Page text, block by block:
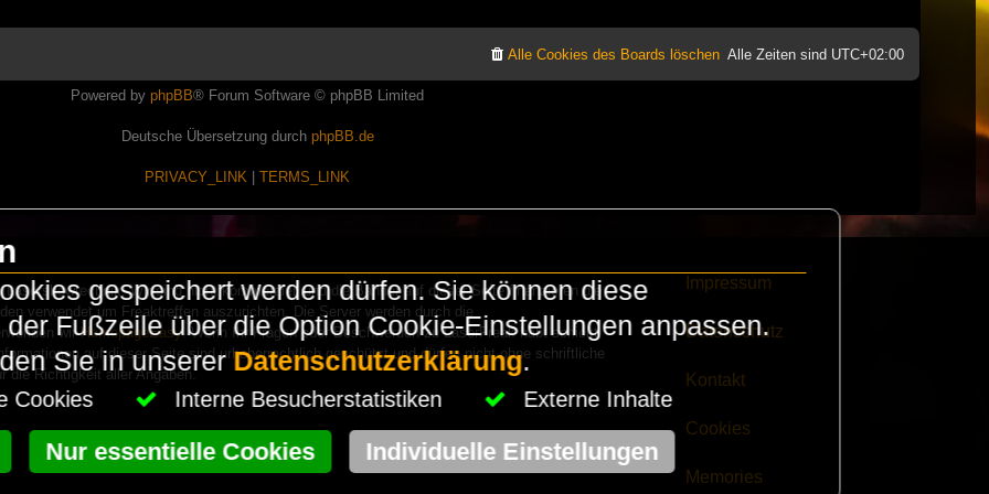
Alle Zeiten sind UTC+02:00
Alle Cookies des Boards löschen
Powered by phpBB® Forum Software © phpBB Limited
Deutsche Übersetzung durch phpBB.de
PRIVACY_LINK TERMS_LINK
Wir sind nicht kommerziell und die Banner auf dieser Seite finanzieren die
verwendet um Freaktreffen auszurichten. Die Server werden durch die
wirHomepageEasy. Wenn Ihr Fragen oder Beschwerden zu LaserFreak habt schickt
auf dieser Seite sind urheberrechtlich geschützt und dürfen nicht ohne schriftliche
die Richtigkeit aller Angaben.
Impressum
Datenschutz
Kontakt
Cookies
Memories
gespeichert werden dürfen. Sie können diese
Fußzeile über die Option Cookie-Einstellungen anpassen.
Sie in unsererDatenschutzerklärung.
Cookies Interne Besucherstatistiken Externe Inhalte
Nur essentielle Cookies Individuelle Einstellungen